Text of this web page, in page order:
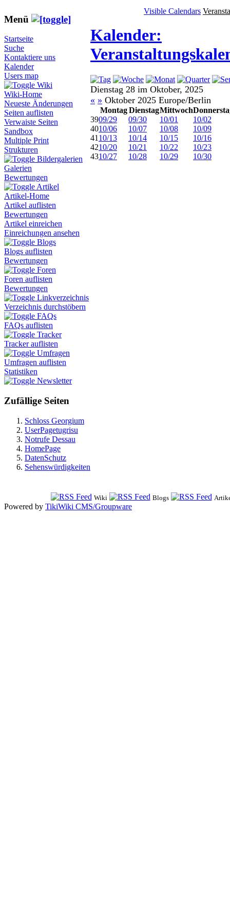
Menü
Startseite
Suche
Kontaktiere uns
Kalender
Users map
Wiki
Wiki-Home
Neueste Änderungen
Seiten auflisten
Verwaiste Seiten
Sandbox
Multiple Print
Strukturen
Bildergalerien
Galerien
Bewertungen
Artikel
Artikel-Home
Artikel auflisten
Bewertungen
Artikel einreichen
Einreichungen ansehen
Blogs
Blogs auflisten
Bewertungen
Foren
Foren auflisten
Bewertungen
Linkverzeichnis
Verzeichnis durchstöbern
FAQs
FAQs auflisten
Tracker
Tracker auflisten
Umfragen
Umfragen auflisten
Statistiken
Newsletter
Zufällige Seiten
Schloss Georgium
UserPagetugrisu
Notrufe Dessau
HomePage
DatenSchutz
Sehenswürdigkeiten
Visible Calendars
Kalender:
Dienstag 28 im Oktober, 2025
« » Oktober 2025 Europe/Berlin
Montag DienstagMittwoch
3909/29 09/30 10/01
10/02
4010/06 10/07 10/08
10/09
41 10/13 10/14 10/15
10/16
4210/20 10/21 10/22
10/23
4310/27 10/28 10/29 10/30
Wiki Blogs
Powered by TikiWiki CMS/Groupware